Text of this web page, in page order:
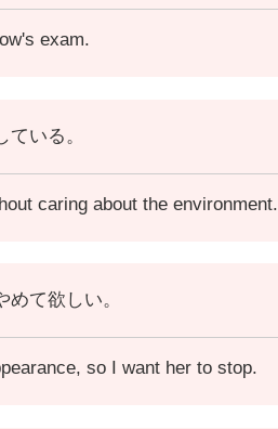
exam.
いる。
caring about the environment.
て欲しい。
so I want her to stop.